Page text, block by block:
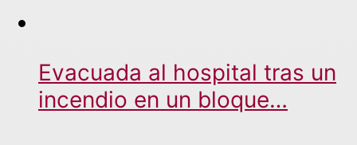
Evacuada al hospital tras un
incendio en un bloque…